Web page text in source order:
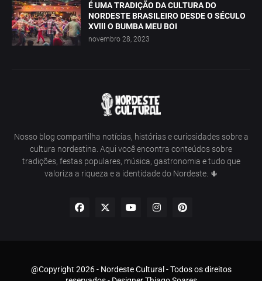
É UMA TRADIÇÃO DA CULTURA DO
NORDESTE BRASILEIRO DESDE O SÉCULO
XVlll O BUMBA MEU BOI
novembro 28, 2023
Nosso blog compartilha notícias, histórias e curiosidades sobre a
cultura nordestina. Aqui você encontra conteúdos sobre
tradições, festas populares, música, gastronomia e tudo que
valoriza a riqueza e a identidade do Nordeste. 🌵
@Copyright 2026 - Nordeste Cultural - Todos os direitos